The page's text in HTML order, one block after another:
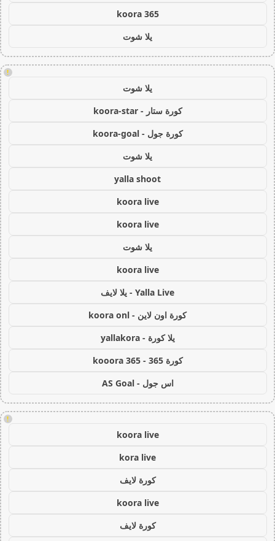
koora 365
يلا شوت
!
يلا شوت
كورة ستار - koora-star
كورة جول - koora-goal
يلا شوت
yalla shoot
koora live
koora live
يلا شوت
koora live
Yalla Live - يلا لايف
كورة اون لاين - koora onl
يلا كورة - yallakora
كورة 365 - kooora 365
اس جول - AS Goal
!
koora live
kora live
كورة لايف
koora live
كورة لايف